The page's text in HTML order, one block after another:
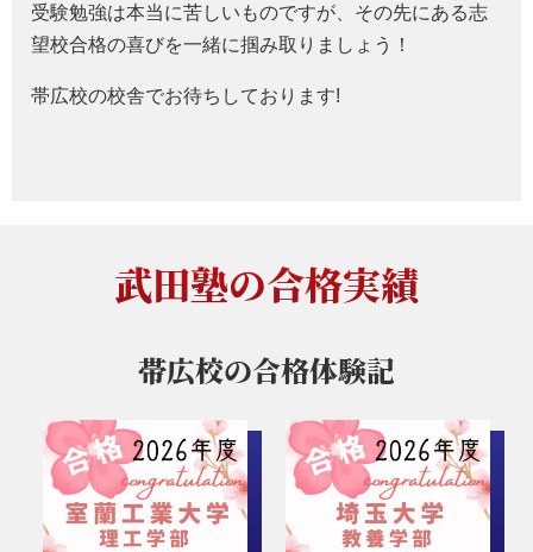
受験勉強は本当に苦しいものですが、その先にある志
望校合格の喜びを一緒に掴み取りましょう！
帯広校の校舎でお待ちしております!
武田塾の合格実績
帯広校の合格体験記